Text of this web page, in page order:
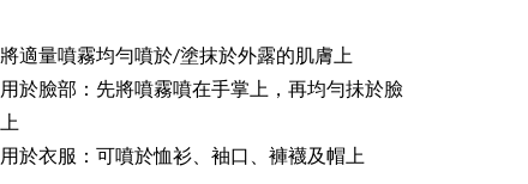
將適量噴霧均勻噴於/塗抹於外露的肌膚上
用於臉部：先將噴霧噴在手掌上，再均勻抺於臉
上
用於衣服：可噴於恤衫、袖口、褲襪及帽上